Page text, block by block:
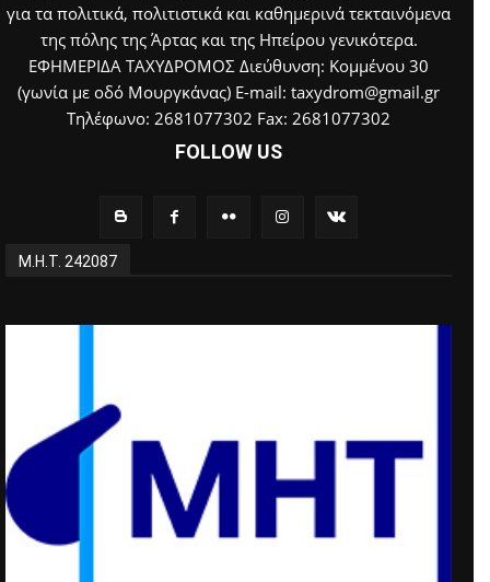
για τα πολιτικά, πολιτιστικά και καθημερινά τεκταινόμενα
της πόλης της Άρτας και της Ηπείρου γενικότερα.
ΕΦΗΜΕΡΙΔΑ ΤΑΧΥΔΡΟΜΟΣ Διεύθυνση: Κομμένου 30
(γωνία με οδό Μουργκάνας) E-mail: taxydrom@gmail.gr
Τηλέφωνο: 2681077302 Fax: 2681077302
FOLLOW US
Μ.Η.Τ. 242087